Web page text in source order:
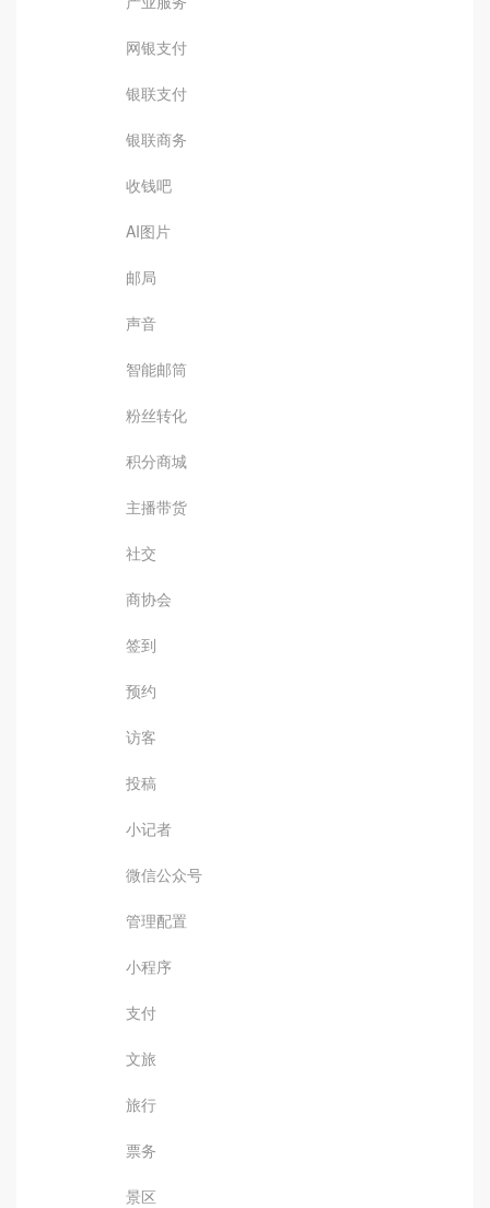
网银支付
银联支付
银联商务
收钱吧
AI图片
邮局
声音
智能邮筒
粉丝转化
积分商城
主播带货
社交
商协会
签到
预约
访客
投稿
小记者
微信公众号
管理配置
小程序
支付
文旅
旅行
票务
景区